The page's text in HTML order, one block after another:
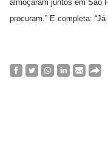
almoçaram juntos em São
procuram.” E completa: